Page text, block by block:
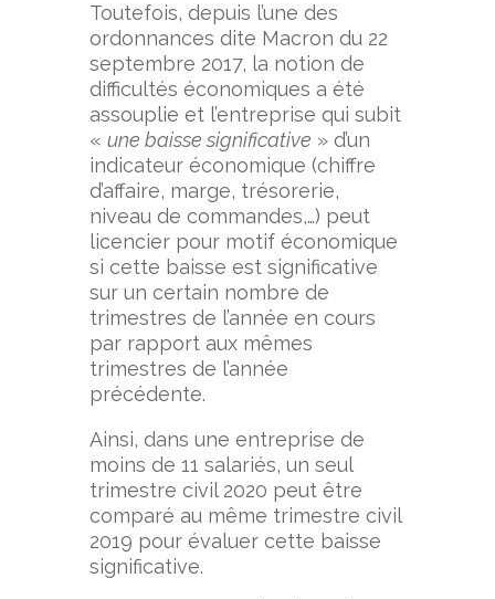
Toutefois, depuis l’une des
ordonnances dite Macron du 22
septembre 2017, la notion de
difficultés économiques a été
assouplie et l’entreprise qui subit
« une baisse significative » d’un
indicateur économique (chiffre
d’affaire, marge, trésorerie,
niveau de commandes,…) peut
licencier pour motif économique
si cette baisse est significative
sur un certain nombre de
trimestres de l’année en cours
par rapport aux mêmes
trimestres de l’année
précédente.
Ainsi, dans une entreprise de
moins de 11 salariés, un seul
trimestre civil 2020 peut être
comparé au même trimestre civil
2019 pour évaluer cette baisse
significative.